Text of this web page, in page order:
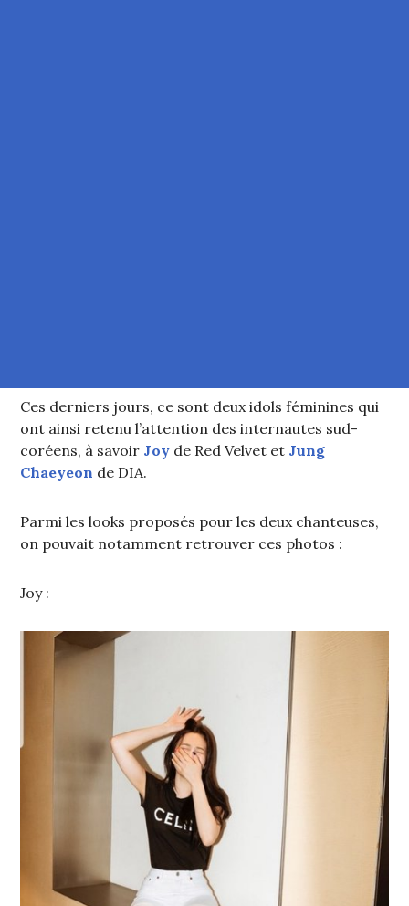
Ces derniers jours, ce sont deux idols féminines qui
ont ainsi retenu l’attention des internautes sud-
coréens, à savoir Joy de Red Velvet et Jung
Chaeyeon de DIA.
Parmi les looks proposés pour les deux chanteuses,
on pouvait notamment retrouver ces photos :
Joy :